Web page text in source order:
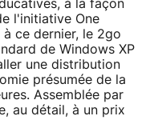
à la façon
l'initiative One
ce dernier, le 2go
de Windows XP
une distribution
présumée de la
Assemblée par
au détail, à un prix